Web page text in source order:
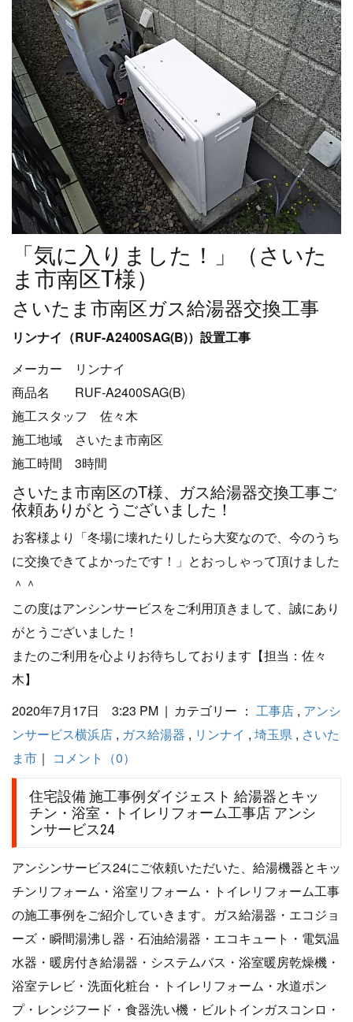
「気に入りました！」（さいた
ま市南区T様）
さいたま市南区ガス給湯器交換工事
リンナイ（RUF-A2400SAG(B)）設置工事
メーカー リンナイ
商品名 RUF-A2400SAG(B)
施工スタッフ 佐々木
施工地域 さいたま市南区
施工時間 3時間
さいたま市南区のT様、ガス給湯器交換工事ご
依頼ありがとうございました！
お客様より「冬場に壊れたりしたら大変なので、今のうち
に交換できてよかったです！」とおっしゃって頂けました
＾＾
この度はアンシンサービスをご利用頂きまして、誠にあり
がとうございました！
またのご利用を心よりお待ちしております【担当：佐々
木】
2020年7月17日 3:23 PM | カテゴリー ： 工事店 , アンシ
ンサービス横浜店 , ガス給湯器 , リンナイ , 埼玉県 , さいた
ま市 ｜ コメント（0）
住宅設備 施工事例ダイジェスト 給湯器とキッ
チン・浴室・トイレリフォーム工事店 アンシ
ンサービス24
アンシンサービス24にご依頼いただいた、給湯機器とキッ
チンリフォーム・浴室リフォーム・トイレリフォーム工事
の施工事例をご紹介していきます。ガス給湯器・エコジョ
ーズ・瞬間湯沸し器・石油給湯器・エコキュート・電気温
水器・暖房付き給湯器・システムバス・浴室暖房乾燥機・
浴室テレビ・洗面化粧台・トイレリフォーム・水道ポン
プ・レンジフード・食器洗い機・ビルトインガスコンロ・